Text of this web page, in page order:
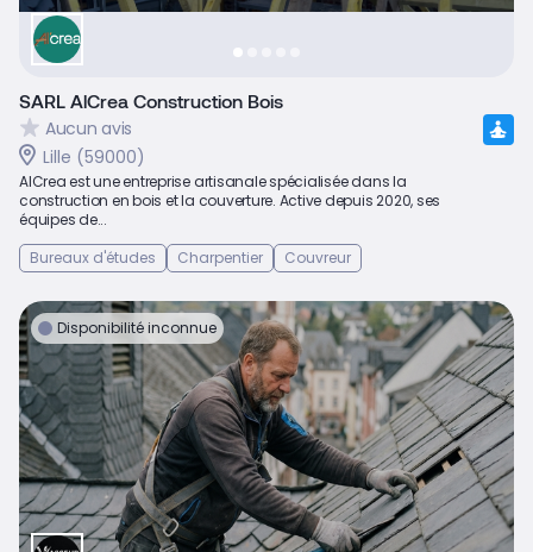
SARL AlCrea Construction Bois
Aucun avis
Lille (59000)
AlCrea est une entreprise artisanale spécialisée dans la
construction en bois et la couverture. Active depuis 2020, ses
équipes de...
Bureaux d'études
Charpentier Couvreur
Disponibilité inconnue